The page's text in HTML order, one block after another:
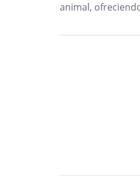
animal,